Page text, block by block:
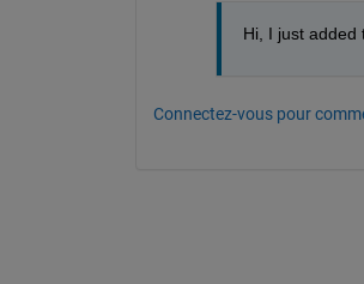
Hi, I just added
Connectez-vous pour